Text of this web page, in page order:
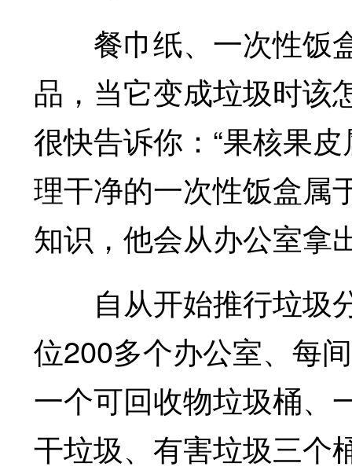
餐巾纸、一次性饭
品，当它变成垃圾时该
很快告诉你：“果核果
理干净的一次性饭盒属
知识，他会从办公室拿
自从开始推行垃圾
位200多个办公室、每
一个可回收物垃圾桶、
干垃圾、有害垃圾三个